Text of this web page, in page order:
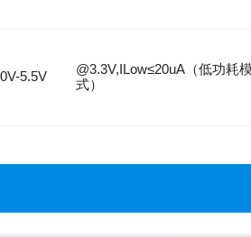
5.5V
@3.3V,ILow≤20uA（低功耗
式）